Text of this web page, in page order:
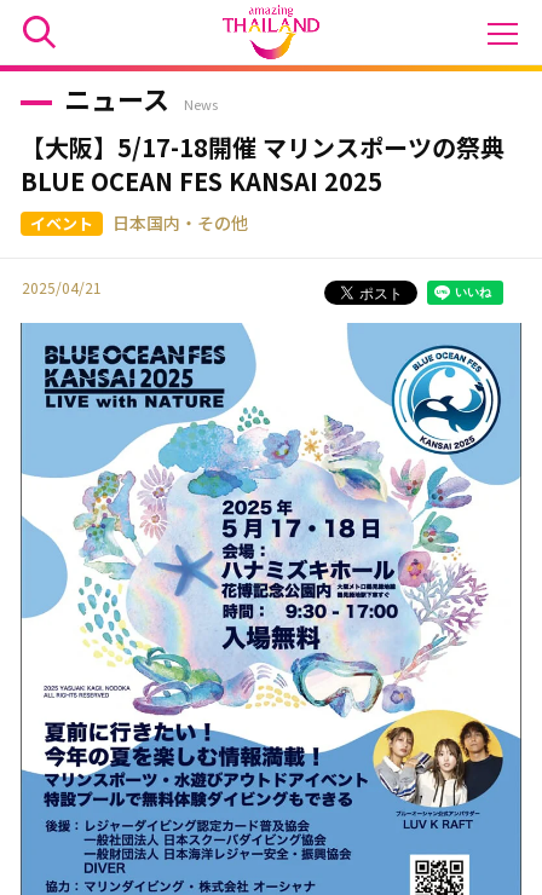
ニュース News
【大阪】5/17-18開催 マリンスポーツの祭典
BLUE OCEAN FES KANSAI 2025
日本国内・その他
2025/04/21